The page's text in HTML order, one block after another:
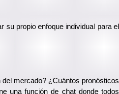
su propio enfoque individual para el
mercado? ¿Cuántos pronósticos
una función de chat donde todos